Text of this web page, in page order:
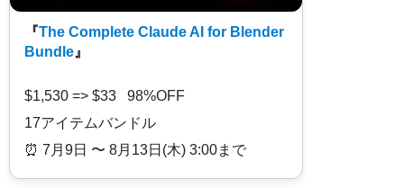
『The Complete Claude AI for Blender
Bundle 』
$1,530 => $33 98%OFF
17アイテムバンドル
⏰️ 7月9日 〜 8月13日(木) 3:00まで